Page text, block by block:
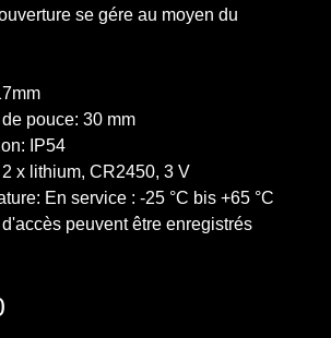
se gére au moyen du
pouce: 30 mm
IP54
x lithium, CR2450, 3 V
En service : -25 °C bis +65 °C
peuvent être enregistrés